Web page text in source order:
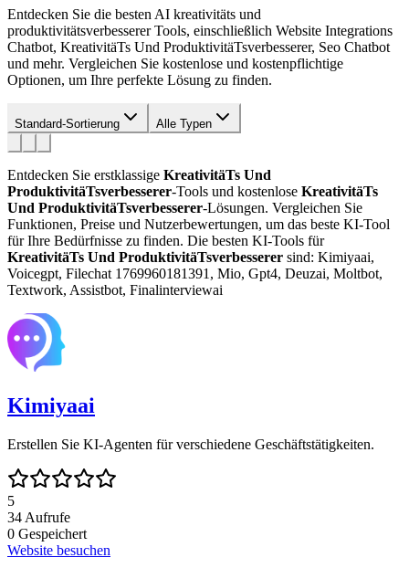
Entdecken Sie die besten AI kreativitäts und
produktivitätsverbesserer Tools, einschließlich Website Integrations
Chatbot, KreativitäTs Und ProduktivitäTsverbesserer, Seo Chatbot
und mehr. Vergleichen Sie kostenlose und kostenpflichtige
Optionen, um Ihre perfekte Lösung zu finden.
Standard-Sortierung Alle Typen
Entdecken Sie erstklassige KreativitäTs Und
ProduktivitäTsverbesserer-Tools und kostenlose KreativitäTs
Und ProduktivitäTsverbesserer-Lösungen. Vergleichen Sie
Funktionen, Preise und Nutzerbewertungen, um das beste KI-Tool
für Ihre Bedürfnisse zu finden. Die besten KI-Tools für
KreativitäTs Und ProduktivitäTsverbesserer sind: Kimiyaai,
Voicegpt, Filechat 1769960181391, Mio, Gpt4, Deuzai, Moltbot,
Textwork, Assistbot, Finalinterviewai
Kimiyaai
Erstellen Sie KI-Agenten für verschiedene Geschäftstätigkeiten.
5
34 Aufrufe
0 Gespeichert
Website besuchen